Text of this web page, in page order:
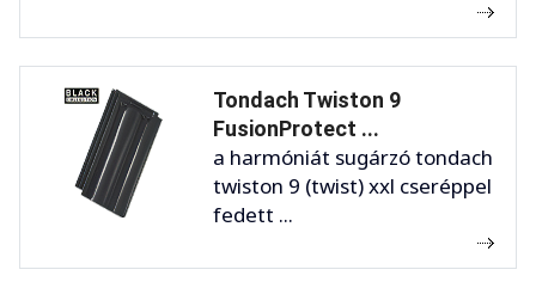
Tondach Twiston 9
FusionProtect ...
a harmóniát sugárzó tondach
twiston 9 (twist) xxl cseréppel
fedett ...